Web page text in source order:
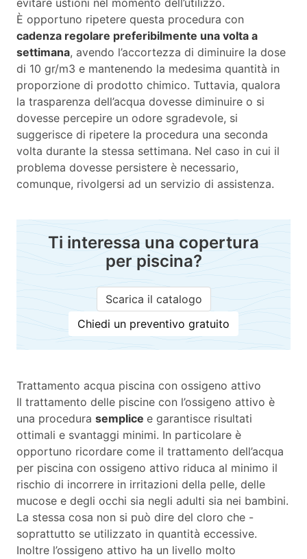
evitare ustioni nel momento dell’utilizzo.
È opportuno ripetere questa procedura con
cadenza regolare preferibilmente una volta a
settimana, avendo l’accortezza di diminuire la dose
di 10 gr/m3 e mantenendo la medesima quantità in
proporzione di prodotto chimico. Tuttavia, qualora
la trasparenza dell’acqua dovesse diminuire o si
dovesse percepire un odore sgradevole, si
suggerisce di ripetere la procedura una seconda
volta durante la stessa settimana. Nel caso in cui il
problema dovesse persistere è necessario,
comunque, rivolgersi ad un servizio di assistenza.
Ti interessa una copertura
per piscina?
Scarica il catalogo
Chiedi un preventivo gratuito
Trattamento acqua piscina con ossigeno attivo
Il trattamento delle piscine con l’ossigeno attivo è
una procedura semplice e garantisce risultati
ottimali e svantaggi minimi. In particolare è
opportuno ricordare come il trattamento dell’acqua
per piscina con ossigeno attivo riduca al minimo il
rischio di incorrere in irritazioni della pelle, delle
mucose e degli occhi sia negli adulti sia nei bambini.
La stessa cosa non si può dire del cloro che -
soprattutto se utilizzato in quantità eccessive.
Inoltre l’ossigeno attivo ha un livello molto